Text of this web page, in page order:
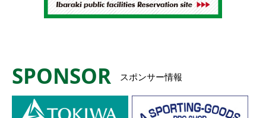
SPONSOR スポンサー情報